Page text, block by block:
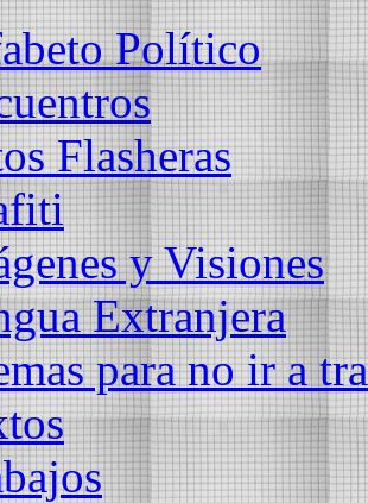
Político
Flasheras
y Visiones
Extranjera
para no ir a